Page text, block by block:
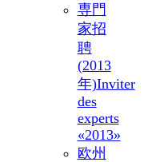
専門
家招
聘
(2013
年)Inviter
des
experts
«2013»
欧州